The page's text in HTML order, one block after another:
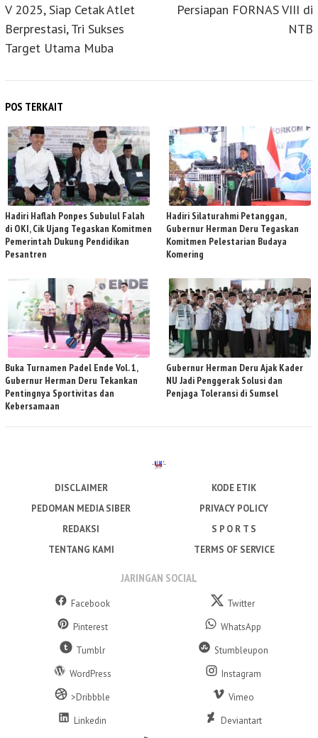
V 2025, Siap Cetak Atlet
Berprestasi, Tri Sukses
Target Utama Muba
Persiapan FORNAS VIII di
NTB
POS TERKAIT
Hadiri Haflah Ponpes Subulul Falah
di OKI, Cik Ujang Tegaskan Komitmen
Pemerintah Dukung Pendidikan
Pesantren
Hadiri Silaturahmi Petanggan,
Gubernur Herman Deru Tegaskan
Komitmen Pelestarian Budaya
Komering
Buka Turnamen Padel Ende Vol. 1,
Gubernur Herman Deru Tekankan
Pentingnya Sportivitas dan
Kebersamaan
Gubernur Herman Deru Ajak Kader
NU Jadi Penggerak Solusi dan
Penjaga Toleransi di Sumsel
DISCLAIMER
KODE ETIK
PEDOMAN MEDIA SIBER
PRIVACY POLICY
REDAKSI
S P O R T S
TENTANG KAMI
TERMS OF SERVICE
JARINGAN SOCIAL
Facebook
Twitter
Pinterest
WhatsApp
Tumblr
Stumbleupon
WordPress
Instagram
>Dribbble
Vimeo
Linkedin
Deviantart